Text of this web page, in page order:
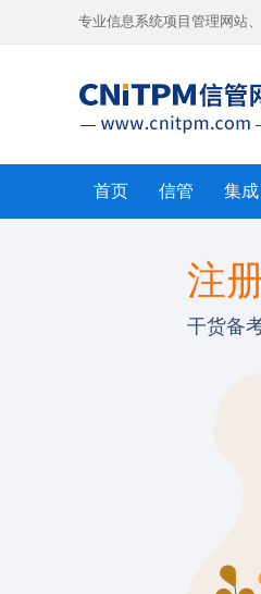
专业信息系统项目管理网站
首页 信管 集成
注
干货备